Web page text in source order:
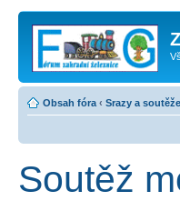
Obsah fóra ‹ Srazy a soutěže
Soutěž